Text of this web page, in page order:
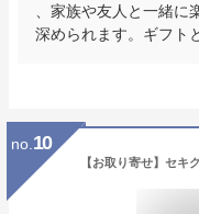
、家族や友人と一緒
深められます。ギフト
no. 10